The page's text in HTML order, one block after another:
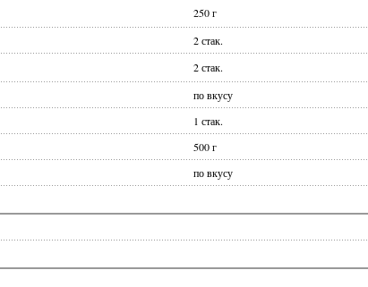
250 г
2 стак.
2 стак.
по вкусу
1 стак.
500 г
по вкусу